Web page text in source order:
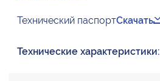
Технический паспортСкачать
Технические характеристики: